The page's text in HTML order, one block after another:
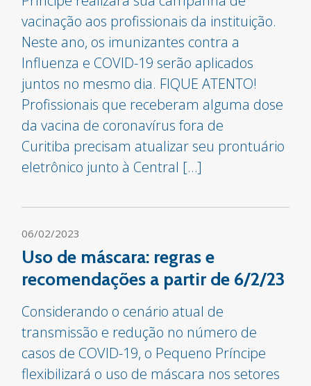
vacinação aos profissionais da instituição.
Neste ano, os imunizantes contra a
Influenza e COVID-19 serão aplicados
juntos no mesmo dia. FIQUE ATENTO!
Profissionais que receberam alguma dose
da vacina de coronavírus fora de
Curitiba precisam atualizar seu prontuário
eletrônico junto à Central […]
06/02/2023
Uso de máscara: regras e
recomendações a partir de 6/2/23
Considerando o cenário atual de
transmissão e redução no número de
casos de COVID-19, o Pequeno Príncipe
flexibilizará o uso de máscara nos setores